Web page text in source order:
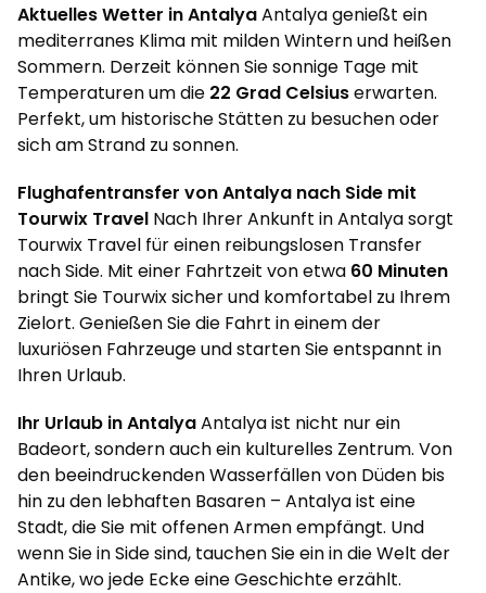
Aktuelles Wetter in AntalyaAntalya genießt ein
mediterranes Klima mit milden Wintern und heißen
Sommern. Derzeit können Sie sonnige Tage mit
Temperaturen um die 22 Grad Celsiuserwarten.
Perfekt, um historische Stätten zu besuchen oder
sich am Strand zu sonnen.
Flughafentransfer von Antalya nach Side mit
Tourwix Travel Nach Ihrer Ankunft in Antalya sorgt
Tourwix Travel für einen reibungslosen Transfer
nach Side. Mit einer Fahrtzeit von etwa 60 Minuten
bringt Sie Tourwix sicher und komfortabel zu Ihrem
Zielort. Genießen Sie die Fahrt in einem der
luxuriösen Fahrzeuge und starten Sie entspannt in
Ihren Urlaub.
Ihr Urlaub in AntalyaAntalya ist nicht nur ein
Badeort, sondern auch ein kulturelles Zentrum. Von
den beeindruckenden Wasserfällen von Düden bis
hin zu den lebhaften Basaren – Antalya ist eine
Stadt, die Sie mit offenen Armen empfängt. Und
wenn Sie in Side sind, tauchen Sie ein in die Welt der
Antike, wo jede Ecke eine Geschichte erzählt.